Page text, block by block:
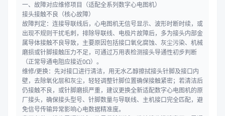
一、故障对应维修项目（适配全系列数字心电图机）
接头接触不良（核心故障）
故障判定：连接导联线后，心电图机无信号显示、波形时断时续，或
出现不规则干扰毛刺，排除导联线、电极片故障后，多为接头内部金
属导体接触不良导致，主要原因包括接口氧化腐蚀、灰尘污染、机械
磨损或针脚接触压力不足，可通过万用表检测接头导通性初步判断
（正常导通电阻应接近0Ω）。
维修/更换：先对接口进行清洁，用无水乙醇擦拭接头针脚及接口内
壁，去除氧化层和灰尘，轻轻调整针脚位置确保接触紧密；若清洁后
仍接触不良，或针脚磨损严重，建议更换全新适配数字心电图机的原
厂接头，确保接头型号、针脚数量与导联线、主机接口完全匹配，避
免信号传输异常影响心电数据精准度。